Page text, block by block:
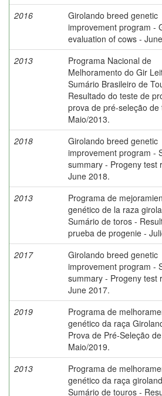
2016
Girolando breed genetic
improvement program -
evaluation of cows -
2013
Programa Nacional de
Melhoramento do Gir
Sumário Brasileiro de
Resultado do teste de
prova de pré-seleção de
Maio/2013.
2018
Girolando breed genetic
improvement program -
summary - Progeny test
June 2018.
2013
Programa de
genético de la raza
Sumário de toros -
prueba de progenie -
2017
Girolando breed genetic
improvement program -
summary - Progeny test
June 2017.
2019
Programa de
genético da raça
Prova de Pré-Seleção
Maio/2019.
2013
Programa de
genético da raça
Sumário de touros -